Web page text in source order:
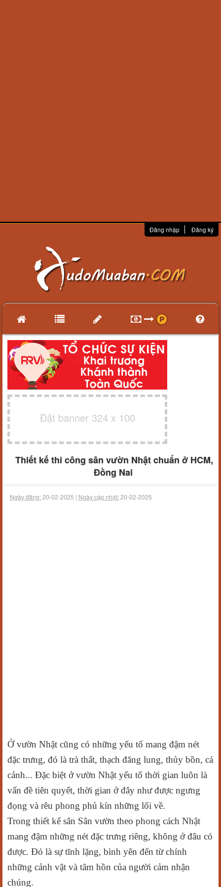
Đăng nhập Đăng ký
Đặt banner 324 x 100
Thiết kế thi công sân vườn Nhật chuẩn ở HCM,
Đồng Nai
Ngày đăng:20-02-2025 | Ngày cập nhật:20-02-2025
Ở vườn Nhật cũng có những yếu tố mang đậm nét
đặc trưng, đó là trà thất, thạch đăng lung, thủy bồn, cá
cảnh... Đặc biệt ở vườn Nhật yếu tố thời gian luôn là
vấn đề tiên quyết, thời gian ở đây như được ngưng
đọng và rêu phong phủ kín những lối về.
Trong thiết kế sân Sân vườn theo phong cách Nhật
mang đậm những nét đặc trưng riêng, không ở đâu có
được. Đó là sự tĩnh lặng, bình yên đến từ chính
những cảnh vật và tâm hồn của người cảm nhận
chúng.